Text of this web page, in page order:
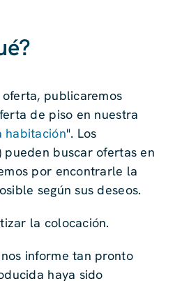
publicaremos
de piso en nuestra
habitación". Los
buscar ofertas en
por encontrarle la
según sus deseos.
la colocación.
informe tan pronto
haya sido